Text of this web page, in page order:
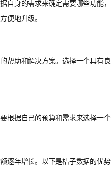
自身的需求来确定需要哪些功能
便地升级。
帮助和解决方案。选择一个具有
据自己的预算和需求来选择一个
逐年增长。以下是桔子数据的优势